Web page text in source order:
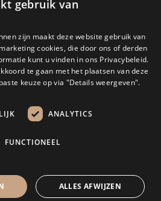
toestemming van Kranendonk B.V. worden
gebruik van
zijn maakt deze website gebruik van
cookies, die door ons of derden
kunt u vinden in ons Privacybeleid.
te gaan met het plaatsen van deze
keuze op via "Details weergeven".
ANALYTICS
FUNCTIONEEL
ALLES AFWIJZEN